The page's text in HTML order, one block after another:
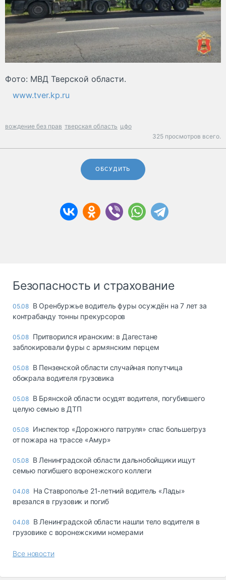
Фото: МВД Тверской области.
www.tver.kp.ru
вождение без прав тверская область цфо
325 просмотров всего.
ОБСУДИТЬ
Безопасность и страхование
05.08 В Оренбуржье водитель фуры осуждён на 7 лет за
контрабанду тонны прекурсоров
05.08 Притворился иранским: в Дагестане
заблокировали фуры с армянским перцем
05.08 В Пензенской области случайная попутчица
обокрала водителя грузовика
05.08 В Брянской области осудят водителя, погубившего
целую семью в ДТП
05.08 Инспектор «Дорожного патруля» спас большегруз
от пожара на трассе «Амур»
05.08 В Ленинградской области дальнобойщики ищут
семью погибшего воронежского коллеги
04.08 На Ставрополье 21-летний водитель «Лады»
врезался в грузовик и погиб
04.08 В Ленинградской области нашли тело водителя в
грузовике с воронежскими номерами
Все новости